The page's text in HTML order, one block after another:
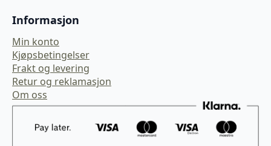
Informasjon
Min konto
Kjøpsbetingelser
Frakt og levering
Retur og reklamasjon
Om oss